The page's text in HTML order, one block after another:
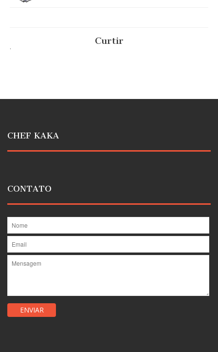
Curtir
.
CHEF KAKA
CONTATO